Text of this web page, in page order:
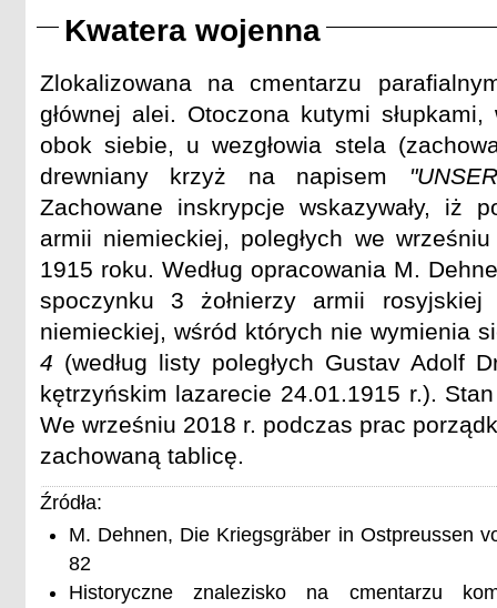
Gustav Wien. 25.3.18
Franz Hellbarth. 17.4.18.
[Max] Dreschoff. 6.6.18.
[Hermann] Leipholz. 12.6.18.
[Gustav Neub]auer. 10.8.18.
? [Fro]st. 20.8.18 (Ernst albo Otto)
? ? ?
[SALZBACH]
? ? ?
[E]mil Herrlitz. 13.11.14.
[H]einrich Fidder. 3.6.15.
[Fr]iedrich Wittke. 17.7.15.
[Fe]rdinand Lange. 17.9.16
[A]dolf Schröder. 18.9.18.
[Fr]itz Wittke. 7.?.18.
[Au]gust Dronski. 7.?.18.
[Fr]iedrich Blöhs. 5.9.19.
SCHÜLZEN
[G]ustav Koppenhagen. 30.10.14.
[G]ustav Sauer. 22.11.14.
[R]ichard Pÿahn. 18.2.15.
[Au]gust Zaselowski. 24.6.15.
[A]dolf Delistat. 16.8.17.
[Karl] K[orsch]. ?
? ? ?
Kwatera wojenna
Zlokalizowana na cmentarzu
głównej alei. Otoczona kutymi słupkami,
obok siebie, u wezgłowia stela
drewniany krzyż na napisem
Zachowane inskrypcje wskazywały, iż
armii niemieckiej, poległych we
1915 roku. Według opracowania M.
spoczynku 3 żołnierzy armii
niemieckiej, wśród których nie wymienia
4 (według listy poległych Gustav Adolf
kętrzyńskim lazarecie 24.01.1915 r.).
We wrześniu 2018 r. podczas prac
zachowaną tablicę.
Źródła:
M. Dehnen, Die Kriegsgräber in Ostpreussen
82
Historyczne znalezisko na cmentarzu